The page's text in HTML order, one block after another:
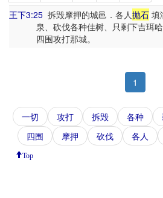
王下3:25 拆毁摩押的城邑．各人抛石 填
泉、砍伐各种佳树、只剩下吉珥
四围攻打那城。
1
一切 攻打 拆毁 各种
四围
摩押 砍伐 各人
Top